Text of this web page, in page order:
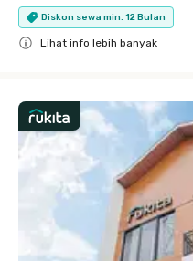
Diskon sewa min. 12 Bulan
Lihat info lebih banyak